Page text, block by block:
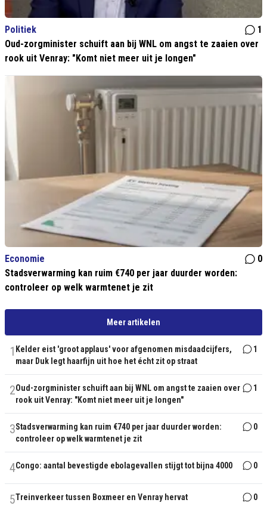
Politiek
1
Oud-zorgminister schuift aan bij WNL om angst te zaaien over
rook uit Venray: "Komt niet meer uit je longen"
Economie
0
Stadsverwarming kan ruim €740 per jaar duurder worden:
controleer op welk warmtenet je zit
Meer artikelen
1 Kelder eist 'groot applaus' voor afgenomen misdaadcijfers,
maar Duk legt haarfijn uit hoe het écht zit op straat
1
2Oud-zorgminister schuift aan bij WNL om angst te zaaien over
rook uit Venray: "Komt niet meer uit je longen"
1
3Stadsverwarming kan ruim €740 per jaar duurder worden:
controleer op welk warmtenet je zit
0
4Congo: aantal bevestigde ebolagevallen stijgt tot bijna 4000 0
5Treinverkeer tussen Boxmeer en Venray hervat 0